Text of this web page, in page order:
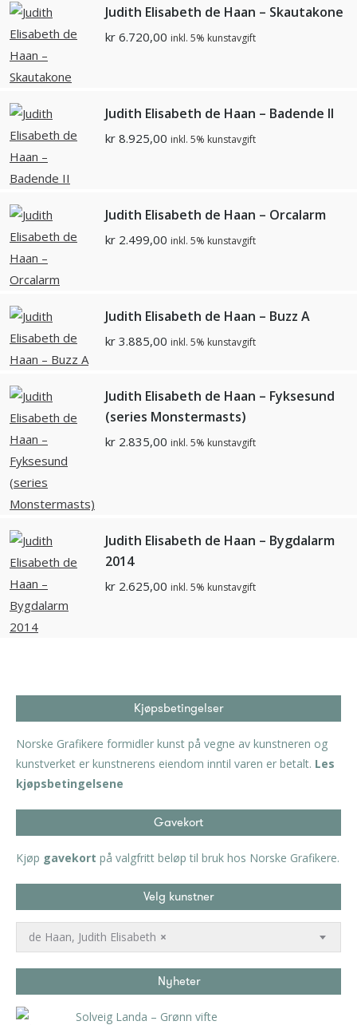
Judith Elisabeth de Haan – Skautakone
kr 6.720,00 inkl. 5% kunstavgift
Judith Elisabeth de Haan – Badende II
kr 8.925,00 inkl. 5% kunstavgift
Judith Elisabeth de Haan – Orcalarm
kr 2.499,00 inkl. 5% kunstavgift
Judith Elisabeth de Haan – Buzz A
kr 3.885,00 inkl. 5% kunstavgift
Judith Elisabeth de Haan – Fyksesund
(series Monstermasts)
kr 2.835,00 inkl. 5% kunstavgift
Judith Elisabeth de Haan – Bygdalarm
2014
kr 2.625,00 inkl. 5% kunstavgift
Kjøpsbetingelser
Norske Grafikere formidler kunst på vegne av kunstneren og
kunstverket er kunstnerens eiendom inntil varen er betalt. Les
kjøpsbetingelsene
Gavekort
Kjøp gavekort på valgfritt beløp til bruk hos Norske Grafikere.
Velg kunstner
×
de Haan, Judith Elisabeth
Nyheter
Solveig Landa – Grønn vifte